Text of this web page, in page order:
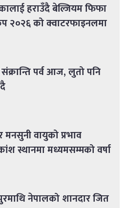
हराउँदै बेल्जियम फिफा
२०२६ को क्वाटरफाइनलमा
पर्व आज, लुतो पनि
वायुको प्रभाव
स्थानमा मध्यमसम्मको वर्षा
नेपालको शानदार जित